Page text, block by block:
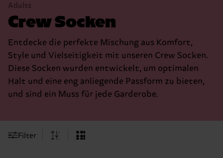
Adults
Crew Socken
Entdecke die perfekte Mischung aus Komfort,
Style und Vielseitigkeit mit unseren Crew Socken.
Diese Socken wurden entwickelt, um optimalen
Halt und eine eng anliegende Passform zu bieten,
und sind ein Muss für jede Garderobe.
Filter